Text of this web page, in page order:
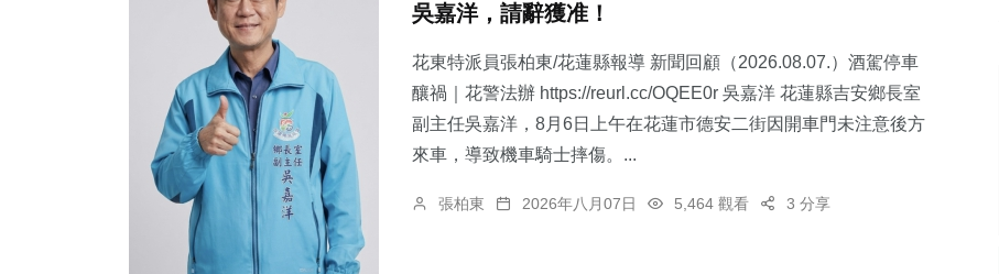
吳嘉洋，請辭獲准！
花東特派員張柏東/花蓮縣報導 新聞回顧（2026.08.07.）酒駕停車
釀禍｜花警法辦 https://reurl.cc/OQEE0r 吳嘉洋 花蓮縣吉安鄉長室
副主任吳嘉洋，8月6日上午在花蓮市德安二街因開車門未注意後方
來車，導致機車騎士摔傷。...
張柏東 2026年八月07日 5,464 觀看 3 分享
24+
農業
38+
專欄
11+ 53+